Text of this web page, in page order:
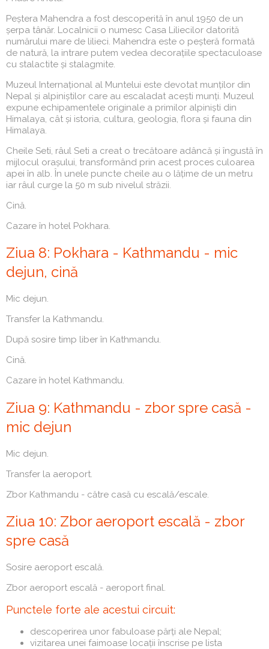
Peștera Mahendra a fost descoperită în anul 1950 de un
șerpa tânăr. Localnicii o numesc Casa Liliecilor datorită
numărului mare de lilieci. Mahendra este o peșteră formată
de natură, la intrare putem vedea decorațiile spectaculoase
cu stalactite și stalagmite.
Muzeul Internațional al Muntelui este devotat munților din
Nepal și alpiniștilor care au escaladat acești munți. Muzeul
expune echipamentele originale a primilor alpiniști din
Himalaya, cât și istoria, cultura, geologia, flora și fauna din
Himalaya.
Cheile Seti, râul Seti a creat o trecătoare adâncă și îngustă în
mijlocul orașului, transformând prin acest proces culoarea
apei în alb. În unele puncte cheile au o lățime de un metru
iar râul curge la 50 m sub nivelul străzii.
Cină.
Cazare în hotel Pokhara.
Ziua 8: Pokhara - Kathmandu - mic
dejun, cină
Mic dejun.
Transfer la Kathmandu.
După sosire timp liber în Kathmandu.
Cină.
Cazare în hotel Kathmandu.
Ziua 9: Kathmandu - zbor spre casă -
mic dejun
Mic dejun.
Transfer la aeroport.
Zbor Kathmandu - către casă cu escală/escale.
Ziua 10: Zbor aeroport escală - zbor
spre casă
Sosire aeroport escală.
Zbor aeroport escală - aeroport final.
Punctele forte ale acestui circuit:
descoperirea unor fabuloase părți ale Nepal;
vizitarea unei faimoase locații înscrise pe lista